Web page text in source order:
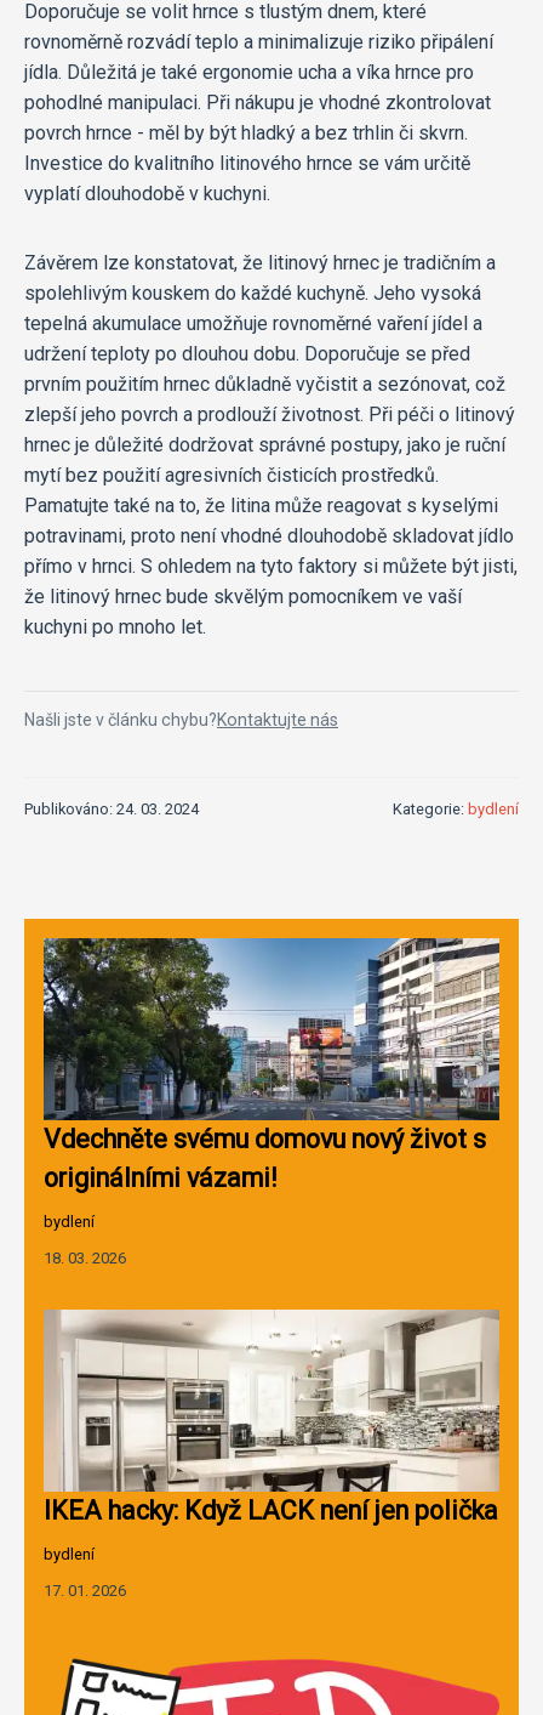
Doporučuje se volit hrnce s tlustým dnem, které
rovnoměrně rozvádí teplo a minimalizuje riziko připálení
jídla. Důležitá je také ergonomie ucha a víka hrnce pro
pohodlné manipulaci. Při nákupu je vhodné zkontrolovat
povrch hrnce - měl by být hladký a bez trhlin či skvrn.
Investice do kvalitního litinového hrnce se vám určitě
vyplatí dlouhodobě v kuchyni.
Závěrem lze konstatovat, že litinový hrnec je tradičním a
spolehlivým kouskem do každé kuchyně. Jeho vysoká
tepelná akumulace umožňuje rovnoměrné vaření jídel a
udržení teploty po dlouhou dobu. Doporučuje se před
prvním použitím hrnec důkladně vyčistit a sezónovat, což
zlepší jeho povrch a prodlouží životnost. Při péči o litinový
hrnec je důležité dodržovat správné postupy, jako je ruční
mytí bez použití agresivních čisticích prostředků.
Pamatujte také na to, že litina může reagovat s kyselými
potravinami, proto není vhodné dlouhodobě skladovat jídlo
přímo v hrnci. S ohledem na tyto faktory si můžete být jisti,
že litinový hrnec bude skvělým pomocníkem ve vaší
kuchyni po mnoho let.
Našli jste v článku chybu?Kontaktujte nás
Publikováno: 24. 03. 2024 Kategorie: bydlení
Vdechněte svému domovu nový život s
originálními vázami!
bydlení
18. 03. 2026
IKEA hacky: Když LACK není jen polička
bydlení
17. 01. 2026